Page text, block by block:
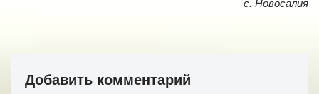
с. Новосалия
Добавить комментарий